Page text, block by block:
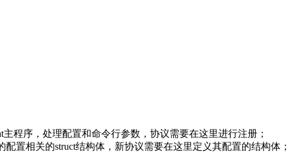
主程序，处理配置和命令行参数，协议需要在这里进行注册；
配置相关的struct结构体，新协议需要在这里定义其配置的结构体；